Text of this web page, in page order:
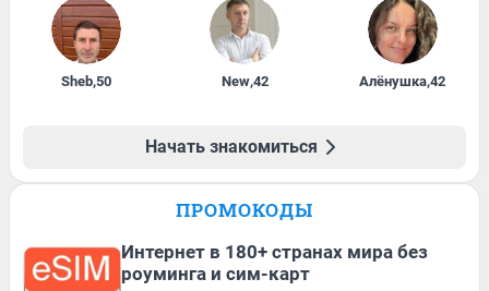
Sheb,50 New,42 Алёнушка,42
Начать знакомиться
ПРОМОКОДЫ
Интернет в 180+ странах мира без
роуминга и сим-карт